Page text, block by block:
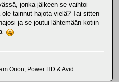
jonka jälkeen se vaihtoi
tainnut hajota vielä? Tai sitten
ja se joutui lähtemään kotiin
Orion, Power HD & Avid